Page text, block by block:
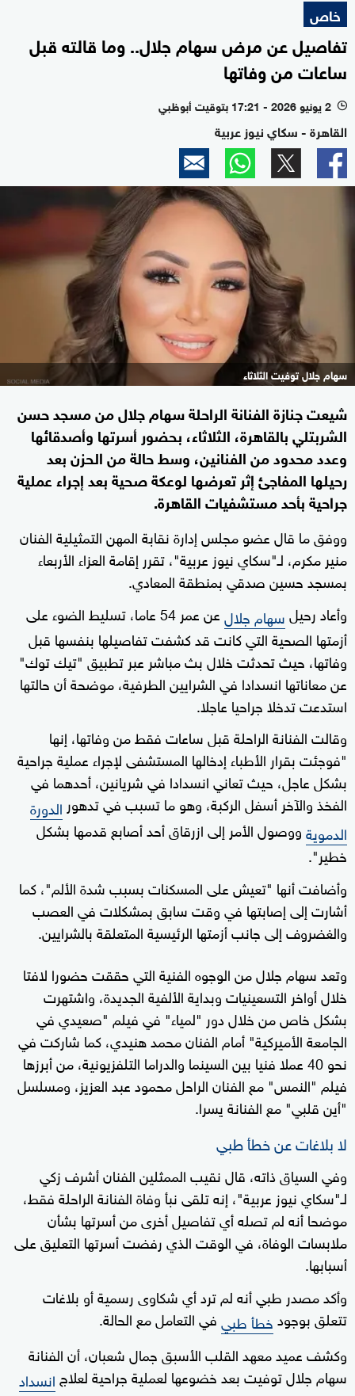
خاص
تفاصيل عن مرض سهام جلال.. وما قالته قبل
ساعات من وفاتها
l 2 يونيو 2026 - 17:21 بتوقيت أبوظبي
القاهرة - سكاي نيوز عربية
سهام جلال توفيت الثلاثاء
شيعت جنازة الفنانة الراحلة سهام جلال من مسجد حسن
الشربتلي بالقاهرة، الثلاثاء، بحضور أسرتها وأصدقائها
وعدد محدود من الفنانين، وسط حالة من الحزن بعد
رحيلها المفاجئ إثر تعرضها لوعكة صحية بعد إجراء عملية
جراحية بأحد مستشفيات القاهرة.
ووفق ما قال عضو مجلس إدارة نقابة المهن التمثيلية الفنان
منير مكرم، لـ"سكاي نيوز عربية"، تقرر إقامة العزاء الأربعاء
بمسجد حسين صدقي بمنطقة المعادي.
وأعاد رحيلسهام جلال
عن عمر 54 عاما، تسليط الضوء على
أزمتها الصحية التي كانت قد كشفت تفاصيلها بنفسها قبل
وفاتها، حيث تحدثت خلال بث مباشر عبر تطبيق "تيك توك"
عن معاناتها انسدادا في الشرايين الطرفية، موضحة أن حالتها
استدعت تدخلا جراحيا عاجلا.
وقالت الفنانة الراحلة قبل ساعات فقط من وفاتها، إنها
"فوجئت بقرار الأطباء إدخالها المستشفى لإجراء عملية جراحية
بشكل عاجل، حيث تعاني انسدادا في شريانين، أحدهما في
الفخذ والآخر أسفل الركبة، وهو ما تسبب في تدهور الدورة
الدمويةووصول الأمر إلى ازرقاق أحد أصابع قدمها بشكل
خطير".
وأضافت أنها "تعيش على المسكنات بسبب شدة الألم"، كما
أشارت إلى إصابتها في وقت سابق بمشكلات في العصب
والغضروف إلى جانب أزمتها الرئيسية المتعلقة بالشرايين.
وتعد سهام جلال من الوجوه الفنية التي حققت حضورا لافتا
خلال أواخر التسعينيات وبداية الألفية الجديدة، واشتهرت
بشكل خاص من خلال دور "لمياء" في فيلم "صعيدي في
الجامعة الأميركية" أمام الفنان محمد هنيدي، كما شاركت في
نحو 40 عملا فنيا بين السينما والدراما التلفزيونية، من أبرزها
فيلم "النمس" مع الفنان الراحل محمود عبد العزيز، ومسلسل
"أين قلبي" مع الفنانة يسرا.
لا بلاغات عن خطأ طبي
وفي السياق ذاته، قال نقيب الممثلين الفنان أشرف زكي
لـ"سكاي نيوز عربية"، إنه تلقى نبأ وفاة الفنانة الراحلة فقط،
موضحا أنه لم تصله أي تفاصيل أخرى من أسرتها بشأن
ملابسات الوفاة، في الوقت الذي رفضت أسرتها التعليق على
أسبابها.
وأكد مصدر طبي أنه لم ترد أي شكاوى رسمية أو بلاغات
تتعلق بوجودخطأ طبيفي التعامل مع الحالة.
وكشف عميد معهد القلب الأسبق جمال شعبان، أن الفنانة
سهام جلال توفيت بعد خضوعها لعملية جراحية لعلاج انسداد